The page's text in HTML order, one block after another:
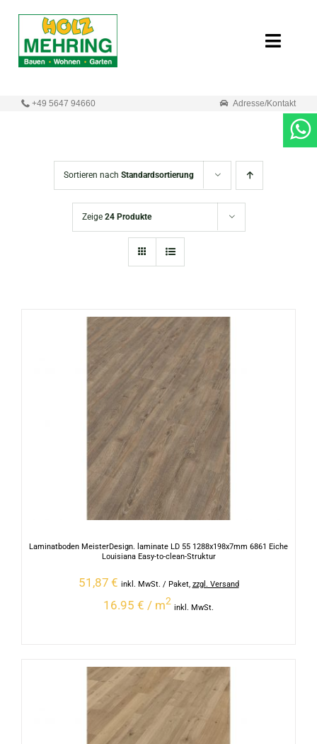
springen
Toggle
Neuigkeiten
+49 5647 94660 Adresse/Kontakt
Sortieren nach Standardsortierung
Zeige 24 Produkte
Laminatboden MeisterDesign. laminate LD 55 1288x198x7mm 6861 Eiche
Louisiana Easy-to-clean-Struktur
51,87 € inkl. MwSt. / Paket, zzgl. Versand
16.95 € / m2
inkl. MwSt.